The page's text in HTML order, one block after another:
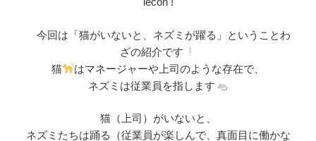
今回は「猫がいないと、ネズミが躍る」ということわ
ざの紹介です
猫
はマネージャーや上司のような存在で、
ネズミは従業員を指します
猫（上司）がいないと、
ネズミたちは踊る（従業員が楽しんで、真面目に働かな